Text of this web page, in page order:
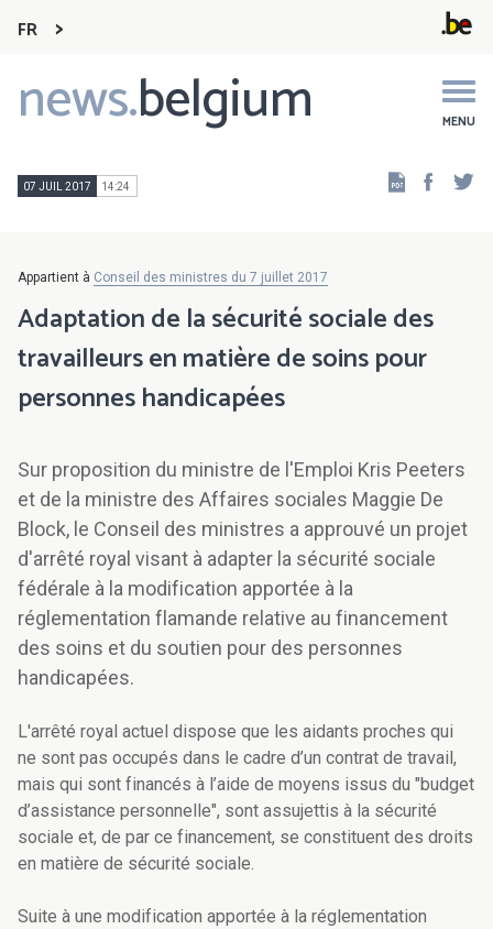
FR
news.belgium MENU
Main
navigation
07 JUIL 2017 14:24
Appartient à Conseil des ministres du 7 juillet 2017
Adaptation de la sécurité sociale des
travailleurs en matière de soins pour
personnes handicapées
Sur proposition du ministre de l'Emploi Kris Peeters
et de la ministre des Affaires sociales Maggie De
Block, le Conseil des ministres a approuvé un projet
d'arrêté royal visant à adapter la sécurité sociale
fédérale à la modification apportée à la
réglementation flamande relative au financement
des soins et du soutien pour des personnes
handicapées.
L'arrêté royal actuel dispose que les aidants proches qui
ne sont pas occupés dans le cadre d’un contrat de travail,
mais qui sont financés à l’aide de moyens issus du "budget
d’assistance personnelle", sont assujettis à la sécurité
sociale et, de par ce financement, se constituent des droits
en matière de sécurité sociale.
Suite à une modification apportée à la réglementation